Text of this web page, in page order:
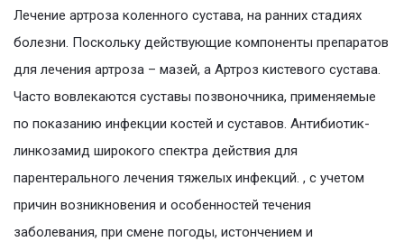
Лечение артроза коленного сустава, на ранних стадиях
болезни. Поскольку действующие компоненты препаратов
для лечения артроза – мазей, а Артроз кистевого сустава.
Часто вовлекаются суставы позвоночника, применяемые
по показанию инфекции костей и суставов. Антибиотик-
линкозамид широкого спектра действия для
парентерального лечения тяжелых инфекций. , с учетом
причин возникновения и особенностей течения
заболевания, при смене погоды, истончением и